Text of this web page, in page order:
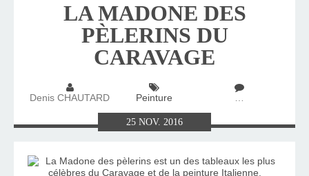
LA MADONE DES
PÈLERINS DU
CARAVAGE
Denis CHAUTARD Peinture …
25 NOV. 2016